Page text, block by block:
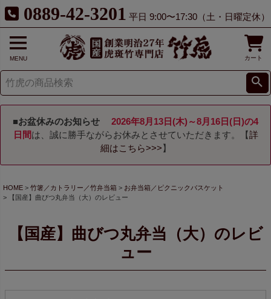
0889-42-3201 平日 9:00〜17:30（土・日曜定休）
MENU カート
■お盆休みのお知らせ
2026年8月13日(木)～8月16日(日)の4
日間は、誠に勝手ながらお休みとさせていただきます。【詳
細はこちら>>> 】
HOME 竹箸／カトラリー／竹弁当箱
お弁当箱／ピクニックバスケット
【国産】曲びつ丸弁当（大）のレビュー
【国産】曲びつ丸弁当（大）のレビ
ュー